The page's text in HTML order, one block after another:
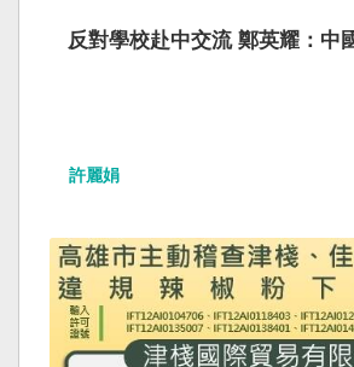
反對學校赴中交流 鄭英耀：中
許麗娟